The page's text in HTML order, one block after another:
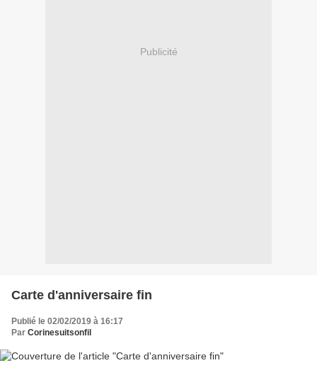
Publicité
Carte d'anniversaire fin
Publié le 02/02/2019 à 16:17
Par Corinesuitsonfil